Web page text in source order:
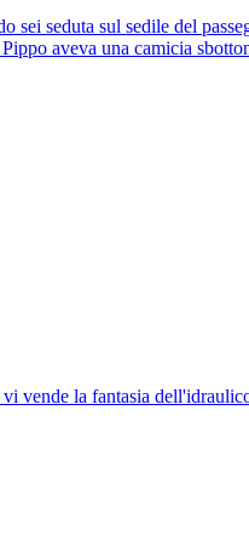
sei seduta sul sedile del
aveva una camicia
vende la fantasia